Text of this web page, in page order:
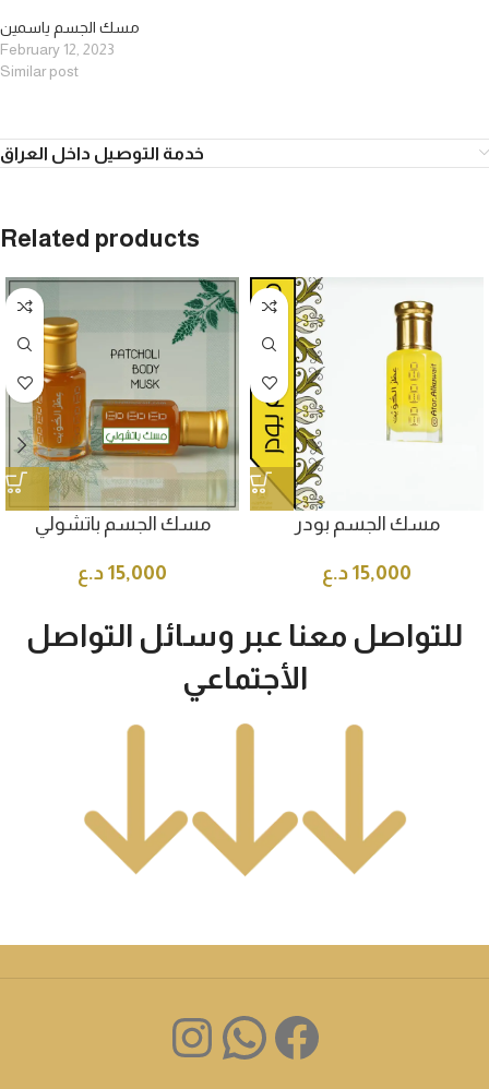
مسك الجسم ياسمين
February 12, 2023
Similar post
خدمة التوصيل داخل العراق
Related products
مسك الجسم باتشولي
15,000 د.ع
مسك الجسم بودر
15,000 د.ع
للتواصل معنا عبر وسائل التواصل
الأجتماعي